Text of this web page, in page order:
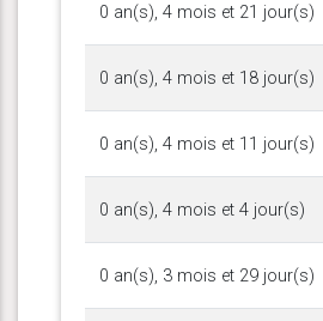
0 an(s), 4 mois et 21 jour(s)
0 an(s), 4 mois et 18 jour(s)
0 an(s), 4 mois et 11 jour(s)
0 an(s), 4 mois et 4 jour(s)
0 an(s), 3 mois et 29 jour(s)